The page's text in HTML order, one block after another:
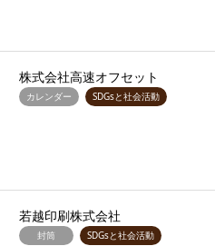
株式会社高速オフセット
カレンダー SDGsと社会活動
若越印刷株式会社
封筒 SDGsと社会活動